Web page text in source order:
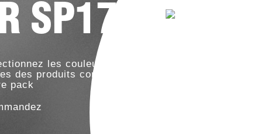
SP17
les couleurs et les
des produits composants
pack